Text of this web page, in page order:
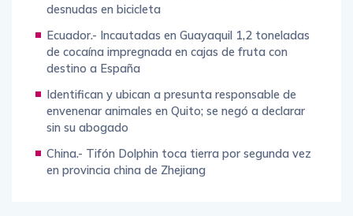
desnudas en bicicleta
Ecuador.- Incautadas en Guayaquil 1,2 toneladas
de cocaína impregnada en cajas de fruta con
destino a España
Identifican y ubican a presunta responsable de
envenenar animales en Quito; se negó a declarar
sin su abogado
China.- Tifón Dolphin toca tierra por segunda vez
en provincia china de Zhejiang